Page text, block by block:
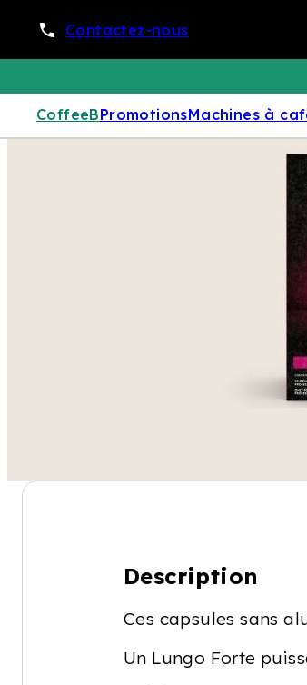
Contactez-nous
CoffeeBPromotionsMachines à
Description
Ces capsules sans
Un Lungo Forte